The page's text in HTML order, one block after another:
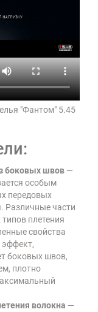
"Фантом" 5.45
боковых швов —
особым
передовых
Различные части
плетения
свойства
эффект,
боковых швов,
плотно
волокна —